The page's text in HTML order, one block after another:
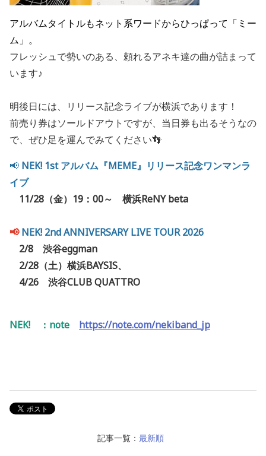
アルバムタイトルもネット系ワードからひっぱって「ミー
ム」。
フレッシュで勢いのある、頼れるアネキ達の曲が詰まって
います♪
明後日には、リリース記念ライブが横浜であります！
前売り券はソールドアウトですが、当日券も出るそうなの
で、ぜひ足を運んでみてください👣
📢 NEK! 1st アルバム『MEME』リリース記念ワンマンラ
イブ
11/28（金）19：00～ 横浜ReNY beta
📢NEK! 2nd ANNIVERSARY LIVE TOUR 2026
2/8 渋谷eggman
2/28（土）横浜BAYSIS、
4/26 渋谷CLUB QUATTRO
NEK! ：note https://note.com/nekiband_jp
記事一覧： 最新順